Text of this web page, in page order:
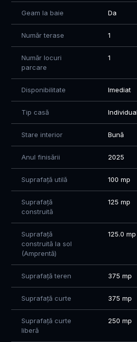
Pentru detalii si vizionari:
Mazurchevici
Geam la baie Da
Număr terase 1
Număr locuri
parcare
1
Disponibilitate Imediat
Tip casă Individual
Stare interior Bună
Anul finisării 2025
Suprafață utilă 100 mp
Suprafață
construită
125 mp
Suprafață
construită la sol
(Amprentă)
125.0 mp
Suprafață teren 375 mp
Suprafață curte 375 mp
Suprafață curte
liberă
250 mp